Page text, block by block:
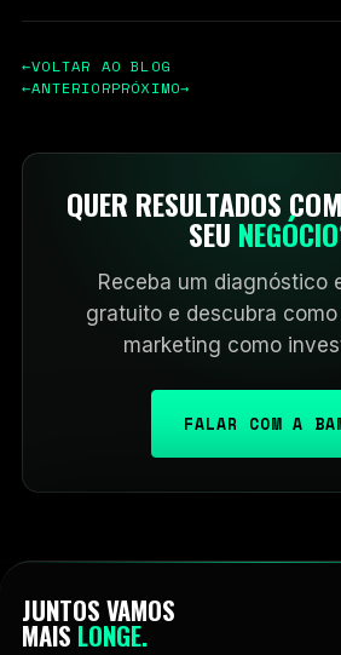
←VOLTAR AO BLOG
←ANTERIORPRÓXIMO→
QUER RESULTADOS
SEU
Receba um diagnóstico
gratuito e descubra
marketing como
FALAR COM A
JUNTOS VAMOS
MAIS LONGE.